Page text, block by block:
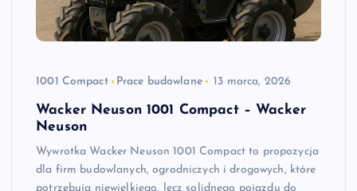
1001 Compact Prace budowlane 13 marca, 2026
Wacker Neuson 1001 Compact – Wacker
Neuson
Wywrotka Wacker Neuson 1001 Compact to propozycja
dla firm budowlanych, ogrodniczych i drogowych, które
potrzebują niewielkiego, lecz solidnego pojazdu do